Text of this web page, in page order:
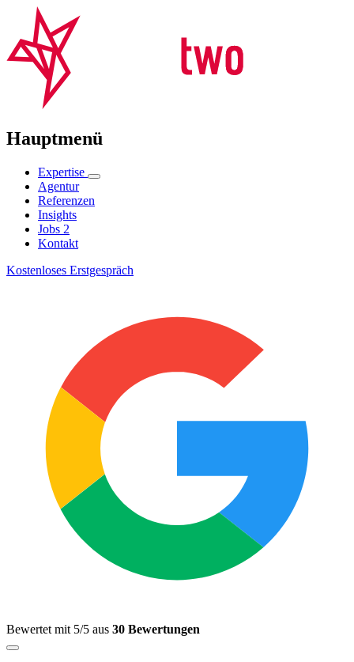
Hauptmenü
Expertise
Agentur
Referenzen
Insights
Jobs 2
Kontakt
Kostenloses Erstgespräch
Bewertet mit 5/5 aus 30 Bewertungen